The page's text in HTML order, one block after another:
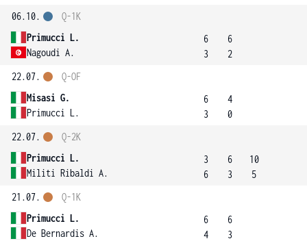
06.10.
Primucci L.
Nagoudi A.
Q-1K
6
3
6
2
22.07.
Misasi G.
Primucci L.
Q-OF
6
3
4
0
22.07.
Primucci L.
Militi Ribaldi A.
Q-2K
3
6
6
3
10
5
21.07.
Primucci L.
De Bernardis A.
Q-1K
6
4
6
3